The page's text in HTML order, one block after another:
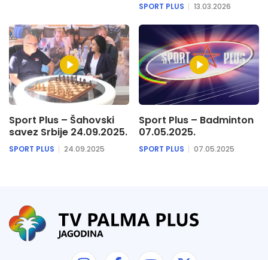
SPORT PLUS 13.03.2026
Sport Plus – Šahovski
savez Srbije 24.09.2025.
SPORT PLUS 24.09.2025
Sport Plus – Badminton
07.05.2025.
SPORT PLUS 07.05.2025